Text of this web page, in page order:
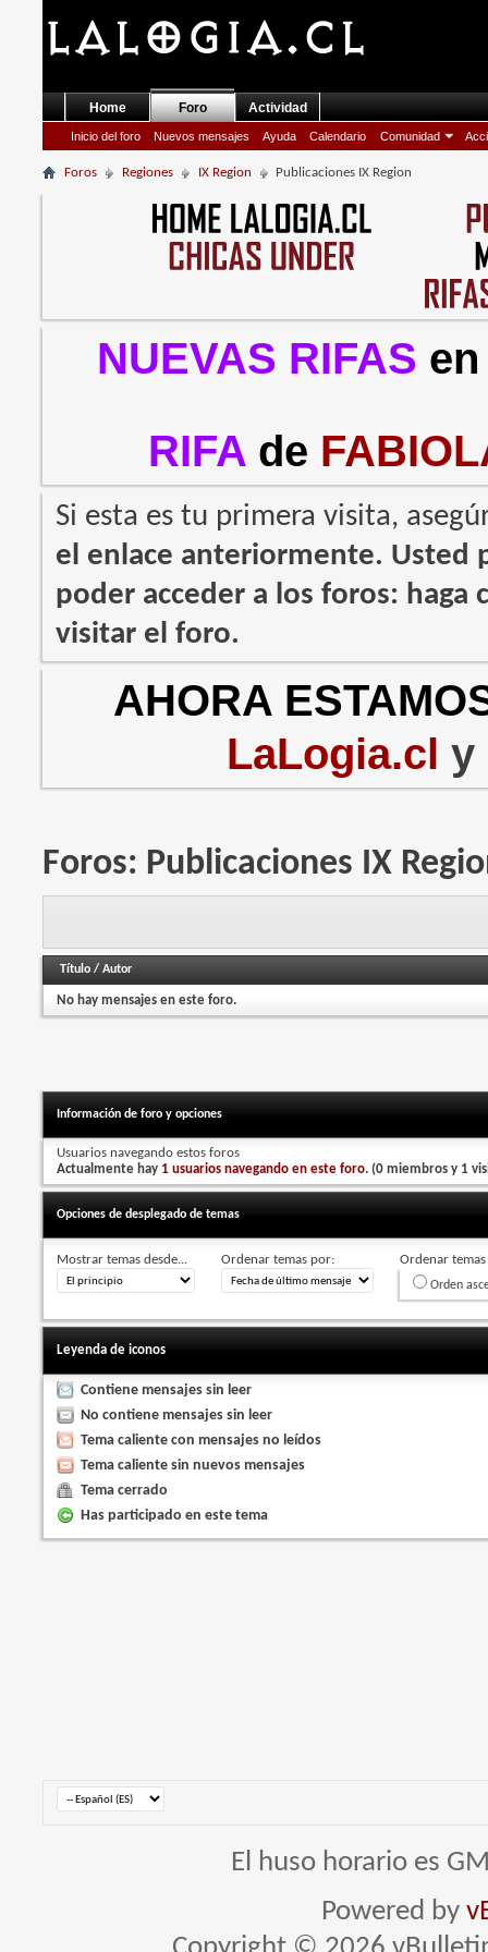
Home Foro
Inicio del foro Nuevos mensajes Ayuda Calendario Comunidad
Actividad
Foros Regiones IX Region Publicaciones IX Region
NUEVAS RIFAS en
RIFA de
Si esta es tu primera visita,
el enlace anteriormente. Usted
poder acceder a los foros: haga
visitar el foro.
AHORA
LaLogia.cl y
Foros: Publicaciones IX
Título /Autor
No hay mensajes en este foro.
Información de foro y opciones
Usuarios navegando estos foros
Actualmente hay 1 usuarios navegando en este foro. (0 miembros y 1
Opciones de desplegado de temas
Mostrar temas desde... Ordenar temas por: Ordenar
Orden
Leyenda de iconos
Contiene mensajes sin leer
No contiene mensajes sin leer
Tema caliente con mensajes no leídos
Tema caliente sin nuevos mensajes
Tema cerrado
Has participado en este tema
El huso horario es
Powered by